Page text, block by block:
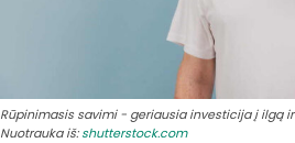
Rūpinimasis savimi - geriausia investicija į ilgą
Nuotrauka iš:shutterstock.com